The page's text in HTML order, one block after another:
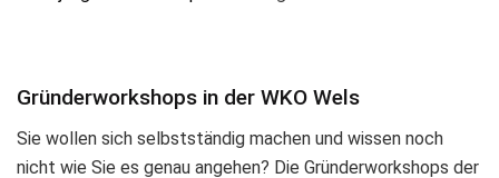
Gründerworkshops in der WKO Wels
Sie wollen sich selbstständig machen und wissen noch
nicht wie Sie es genau angehen? Die Gründerworkshops der